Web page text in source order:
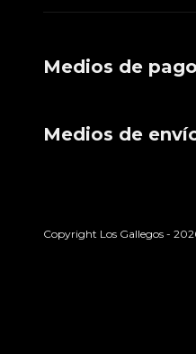
Medios de pago
Medios de
Copyright Los Gallegos -